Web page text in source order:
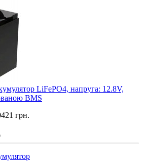
LiFePO4, напруга: 12.8V,
BMS
грн.